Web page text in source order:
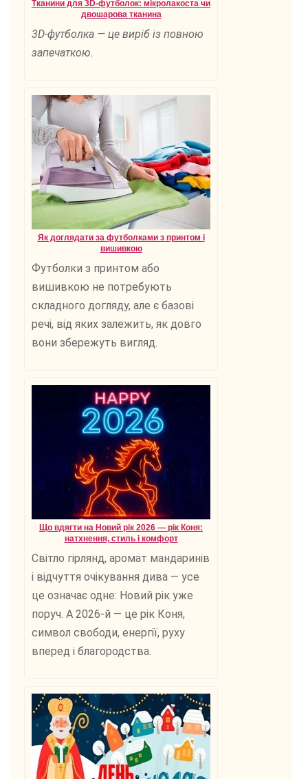
Тканини для 3D-футболок: мікролакоста чи
двошарова тканина
3D-футболка — це виріб із повною
запечаткою.
Як доглядати за футболками з принтом і
вишивкою
Футболки з принтом або
вишивкою не потребують
складного догляду, але є базові
речі, від яких залежить, як довго
вони збережуть вигляд.
Що вдягти на Новий рік 2026 — рік Коня:
натхнення, стиль і комфорт
Світло гірлянд, аромат мандаринів
і відчуття очікування дива — усе
це означає одне: Новий рік уже
поруч. А 2026-й — це рік Коня,
символ свободи, енергії, руху
вперед і благородства.